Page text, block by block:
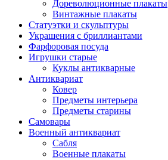
Дореволюционные плакаты
Винтажные плакаты
Статуэтки и скульптуры
Украшения с бриллиантами
Фарфоровая посуда
Игрушки старые
Куклы антикварные
Антиквариат
Ковер
Предметы интерьера
Предметы старины
Самовары
Военный антиквариат
Сабля
Военные плакаты